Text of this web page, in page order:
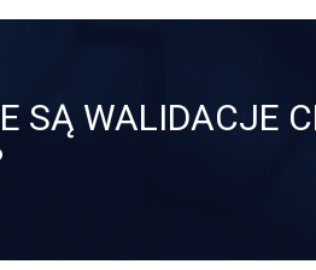
SĄ WALIDACJE